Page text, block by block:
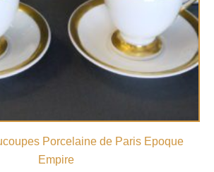
Porcelaine de Paris Epoque
Empire